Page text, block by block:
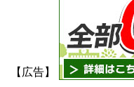
【広告】